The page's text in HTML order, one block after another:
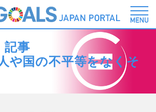
記事
や国の不平等をなくそ